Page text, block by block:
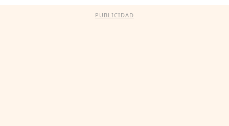
PUBLICIDAD